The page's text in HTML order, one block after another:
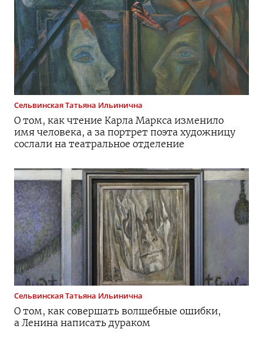
СельвинскаяТатьяна Ильинична
О том, как чтение Карла Маркса изменило
имя человека, а за портрет поэта художницу
сослали на театральное отделение
СельвинскаяТатьяна Ильинична
О том, как совершать волшебные ошибки,
а Ленина написать дураком